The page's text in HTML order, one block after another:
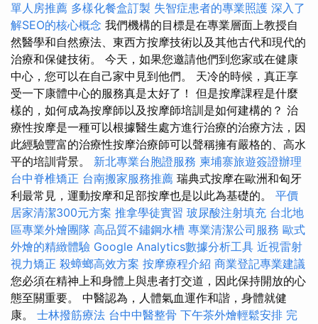
單人房推薦 多樣化餐盒訂製 失智症患者的專業照護 深入了
解SEO的核心概念 我們機構的目標是在專業層面上教授自
然醫學和自然療法、東西方按摩技術以及其他古代和現代的
治療和保健技術。 今天，如果您邀請他們到您家或在健康
中心，您可以在自己家中見到他們。 天冷的時候，真正享
受一下康體中心的服務真是太好了！ 但是按摩課程是什麼
樣的，如何成為按摩師以及按摩師培訓是如何建構的？ 治
療性按摩是一種可以根據醫生處方進行治療的治療方法，因
此經驗豐富的治療性按摩治療師可以聲稱擁有嚴格的、高水
平的培訓背景。 新北專業台胞證服務 柬埔寨旅遊簽證辦理
台中脊椎矯正 台南搬家服務推薦 瑞典式按摩在歐洲和匈牙
利最常見，運動按摩和足部按摩也是以此為基礎的。 平價
居家清潔300元方案 推拿學徒實習 玻尿酸注射填充 台北地
區專業外燴團隊 高品質不鏽鋼水槽 專業清潔公司服務 歐式
外燴的精緻體驗 Google Analytics數據分析工具 近視雷射
視力矯正 殺蟑螂高效方案 按摩療程介紹 商業登記專業建議
您必須在精神上和身體上與患者打交道，因此保持開放的心
態至關重要。 中醫認為，人體氣血運作和諧，身體就健
康。 士林撥筋療法 台中中醫整骨 下午茶外燴輕鬆安排 完